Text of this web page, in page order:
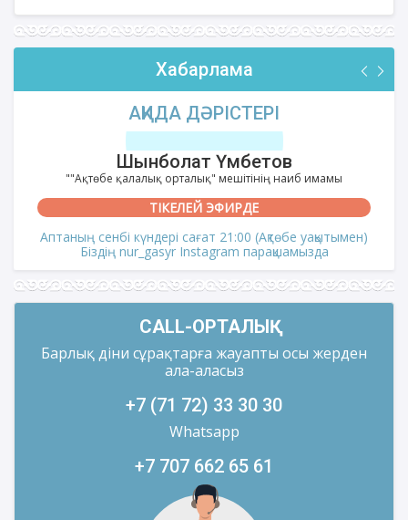
Хабарлама
АҚИДА ДӘРІСТЕРІ
Шынболат Үмбетов
""Ақтөбе қалалық орталық" мешітінің наиб имамы
ТІКЕЛЕЙ ЭФИРДЕ
Аптаның сенбі күндері сағат 21:00 (Ақтөбе уақытымен)
Біздің nur_gasyr Instagram парақшамызда
CALL-ОРТАЛЫҚ
Барлық діни сұрақтарға жауапты осы жерден
ала-аласыз
+7 (71 72) 33 30 30
Whatsapp
+7 707 662 65 61